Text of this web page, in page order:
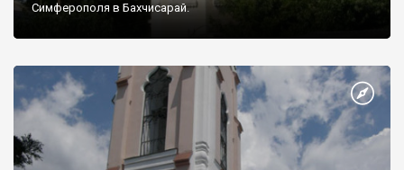
Симферополя в Бахчисарай.